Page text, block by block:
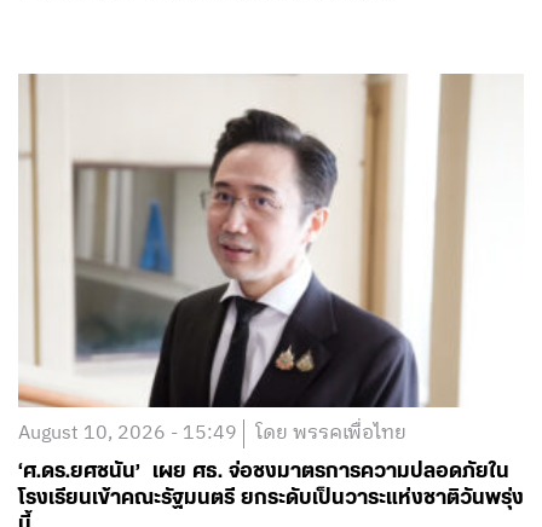
August 10, 2026 - 15:49 โดย พรรคเพื่อไทย
‘ศ.ดร.ยศชนัน’ เผย ศธ. จ่อชงมาตรการความปลอดภัยใน
โรงเรียนเข้าคณะรัฐมนตรี ยกระดับเป็นวาระแห่งชาติวันพรุ่ง
นี้
อ่านต่อ